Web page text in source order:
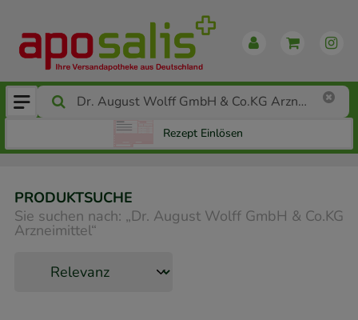
Rezept Einlösen
PRODUKTSUCHE
Sie suchen nach: „Dr. August Wolff GmbH & Co.KG
Arzneimittel“